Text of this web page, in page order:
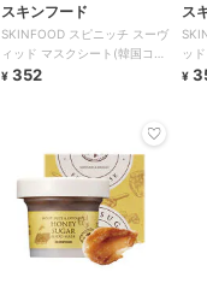
スキンフード
SKINFOOD スピニッチ スーヴ
ィッド マスクシート(韓国コス
メ)
¥ 352
ス
ッ
¥